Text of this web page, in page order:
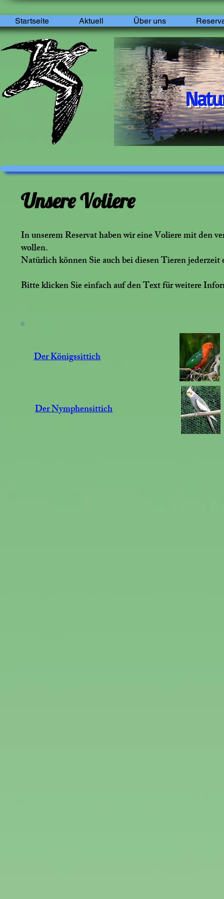
Startseite Aktuell Über uns
Unsere Voliere
In unserem Reservat haben wir eine Voliere mit den
wollen.
Natürlich können Sie auch bei diesen Tieren jederzeit
Bitte klicken Sie einfach auf den Text für weitere
Der Königssittich
Der Nymphensittich